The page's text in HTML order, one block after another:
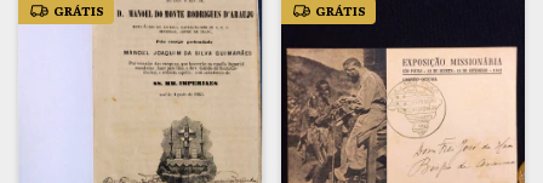
GRÁTIS GRÁTIS